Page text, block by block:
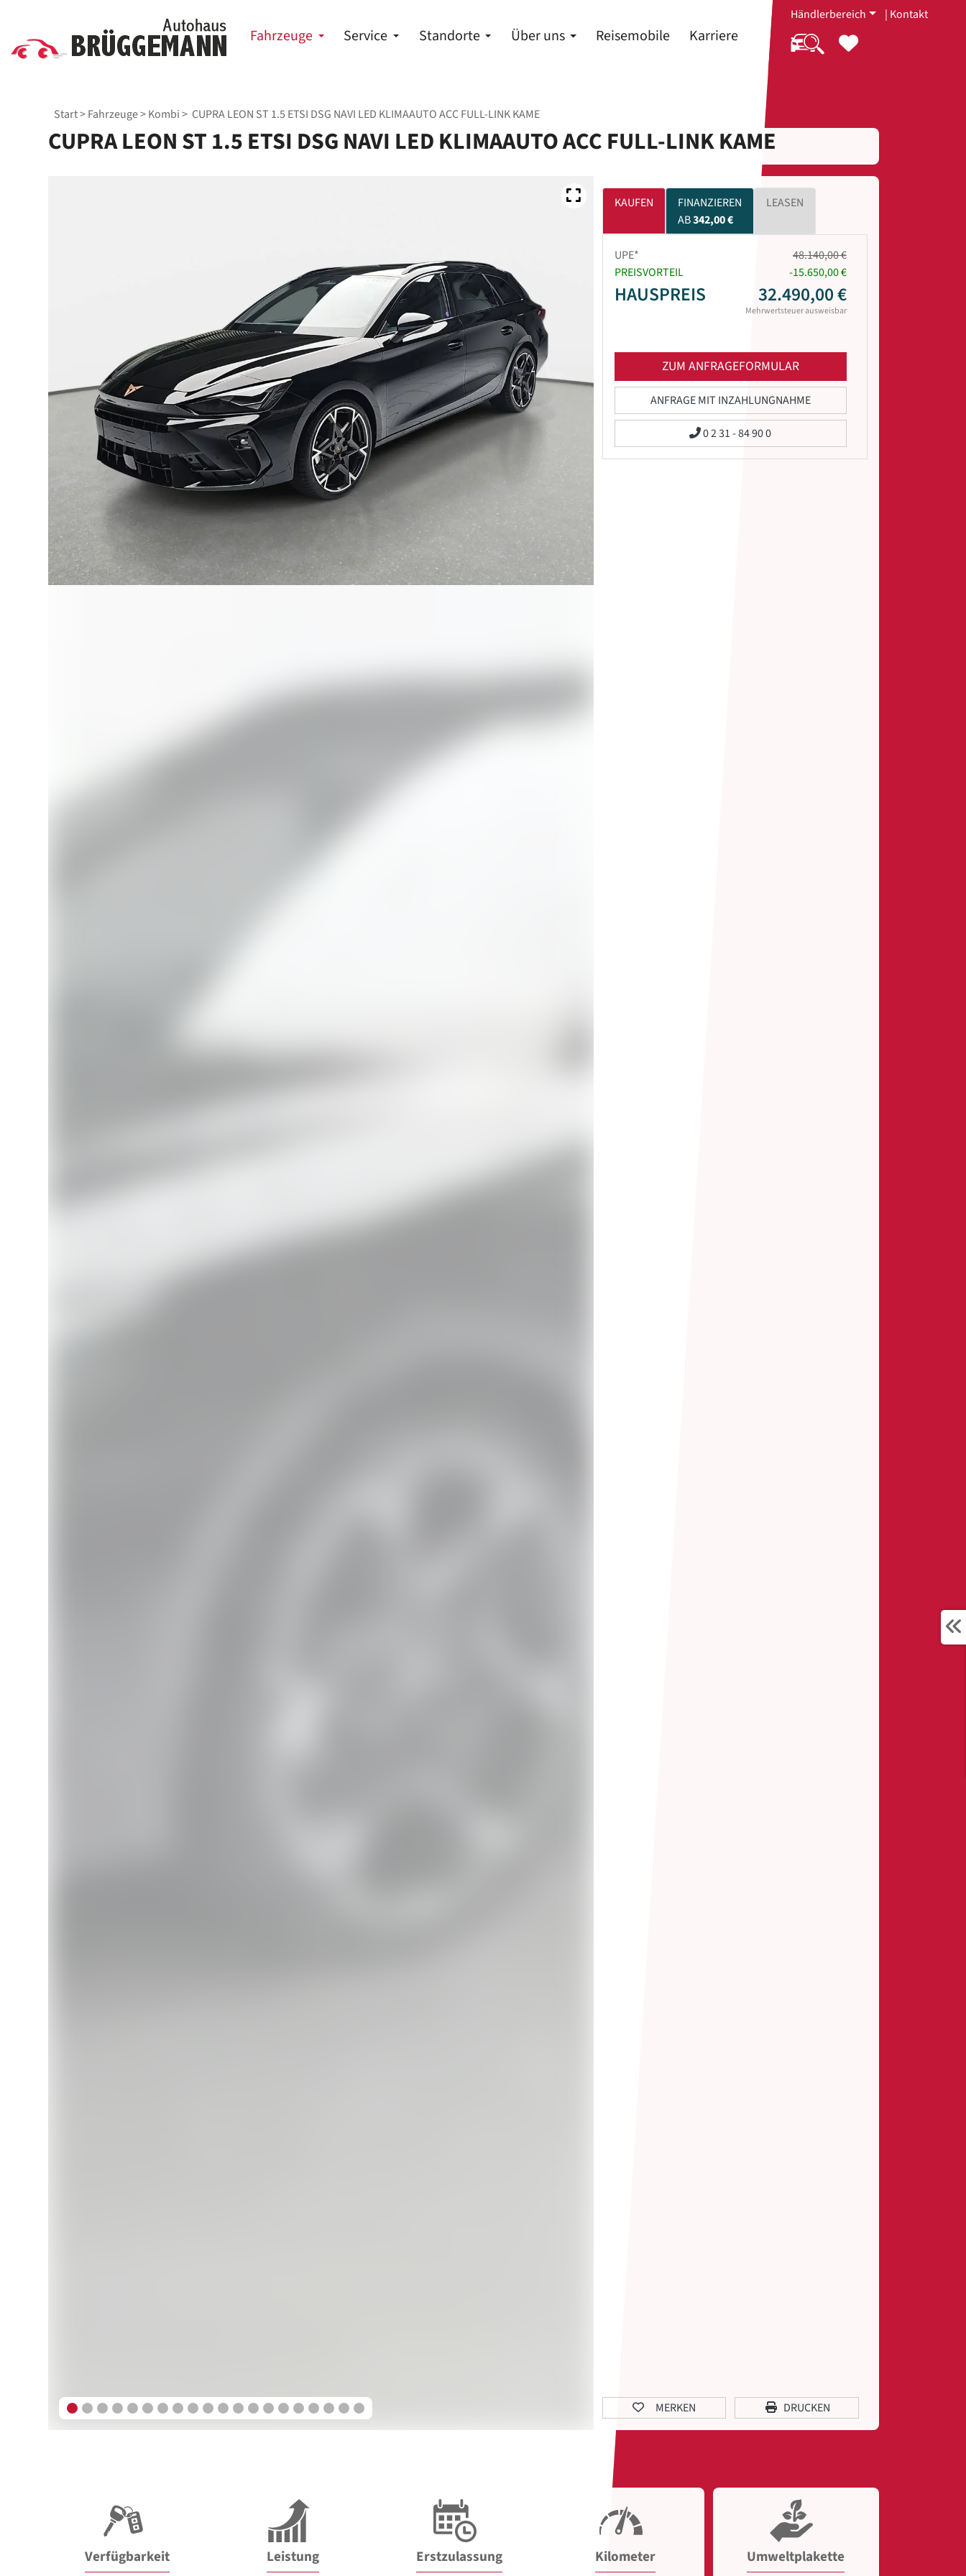
Fahrzeuge Service Standorte Über uns Reisemobile Karriere
Händlerbereich | Kontakt
Start>Fahrzeuge>Kombi> CUPRA LEON ST 1.5 ETSI DSG NAVI LED KLIMAAUTO ACC FULL-LINK KAME
CUPRA LEON ST 1.5 ETSI DSG NAVI LED KLIMAAUTO ACC FULL-LINK KAME
KAUFEN
FINANZIEREN
AB342,00 €
LEASEN
UPE*
48.140,00 €
PREISVORTEIL
-15.650,00 €
HAUSPREIS 32.490,00 €
Mehrwertsteuer ausweisbar
ZUM ANFRAGEFORMULAR
ANFRAGE MIT INZAHLUNGNAHME
0 2 31 - 84 90 0
MERKEN DRUCKEN
Verfügbarkeit Leistung Erstzulassung Kilometer Umweltplakette